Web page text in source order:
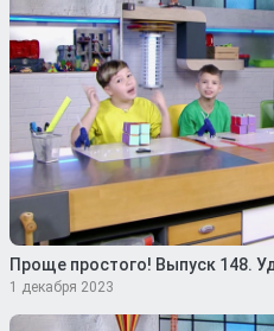
Проще простого! Выпуск 148.
1 декабря 2023